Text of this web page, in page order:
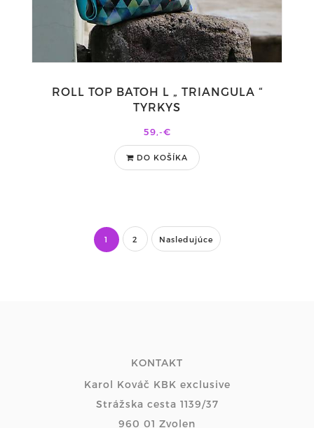
ROLL TOP BATOH L „ TRIANGULA “
TYRKYS
59,-€
DO KOŠÍKA
1 2 Nasledujúce
KONTAKT
Karol Kováč KBK exclusive
Strážska cesta 1139/37
960 01 Zvolen